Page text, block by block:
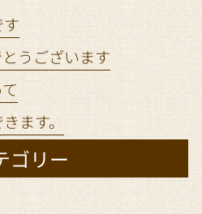
うございます
ます。
ゴリー